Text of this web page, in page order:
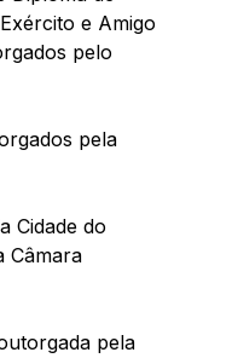
e Amigo
pelo
pela
Cidade do
Câmara
pela